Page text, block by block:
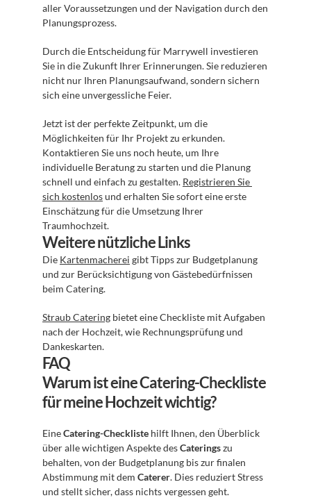
aller Voraussetzungen und der Navigation durch den
Planungsprozess.
Durch die Entscheidung für Marrywell investieren
Sie in die Zukunft Ihrer Erinnerungen. Sie reduzieren
nicht nur Ihren Planungsaufwand, sondern sichern
sich eine unvergessliche Feier.
Jetzt ist der perfekte Zeitpunkt, um die
Möglichkeiten für Ihr Projekt zu erkunden.
Kontaktieren Sie uns noch heute, um Ihre
individuelle Beratung zu starten und die Planung
schnell und einfach zu gestalten. Registrieren Sie
sich kostenlos und erhalten Sie sofort eine erste
Einschätzung für die Umsetzung Ihrer
Traumhochzeit.
Weitere nützliche Links
Die Kartenmacherei gibt Tipps zur Budgetplanung
und zur Berücksichtigung von Gästebedürfnissen
beim Catering.
Straub Catering bietet eine Checkliste mit Aufgaben
nach der Hochzeit, wie Rechnungsprüfung und
Dankeskarten.
FAQ
Warum ist eine Catering-Checkliste
für meine Hochzeit wichtig?
Eine Catering-Checkliste hilft Ihnen, den Überblick
über alle wichtigen Aspekte des Caterings zu
behalten, von der Budgetplanung bis zur finalen
Abstimmung mit dem Caterer. Dies reduziert Stress
und stellt sicher, dass nichts vergessen geht.